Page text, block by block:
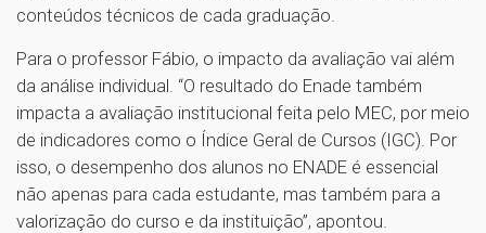
conteúdos técnicos de cada graduação.
Para o professor Fábio, o impacto da avaliação vai além
da análise individual. “O resultado do Enade também
impacta a avaliação institucional feita pelo MEC, por meio
de indicadores como o Índice Geral de Cursos (IGC). Por
isso, o desempenho dos alunos no ENADE é essencial
não apenas para cada estudante, mas também para a
valorização do curso e da instituição”, apontou.